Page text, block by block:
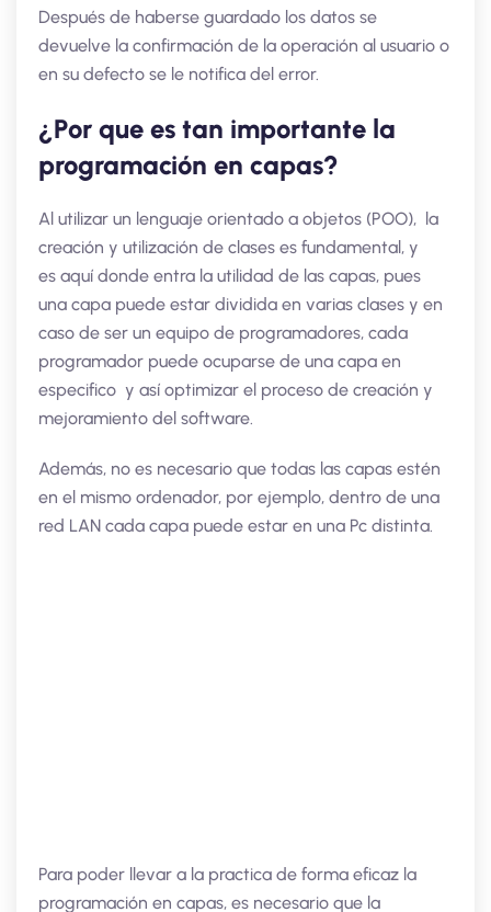
Después de haberse guardado los datos se
devuelve la confirmación de la operación al usuario o
en su defecto se le notifica del error.
¿Por que es tan importante la
programación en capas?
Al utilizar un lenguaje orientado a objetos (POO), la
creación y utilización de clases es fundamental, y
es aquí donde entra la utilidad de las capas, pues
una capa puede estar dividida en varias clases y en
caso de ser un equipo de programadores, cada
programador puede ocuparse de una capa en
especifico y así optimizar el proceso de creación y
mejoramiento del software.
Además, no es necesario que todas las capas estén
en el mismo ordenador, por ejemplo, dentro de una
red LAN cada capa puede estar en una Pc distinta.
Para poder llevar a la practica de forma eficaz la
programación en capas, es necesario que la